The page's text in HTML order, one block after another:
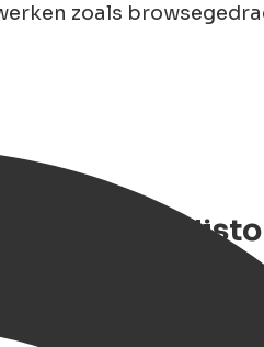
zoals
–
van